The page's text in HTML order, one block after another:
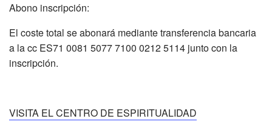
Abono inscripción:
El coste total se abonará mediante transferencia bancaria
a la cc ES71 0081 5077 7100 0212 5114 junto con la
inscripción.
VISITA EL CENTRO DE ESPIRITUALIDAD